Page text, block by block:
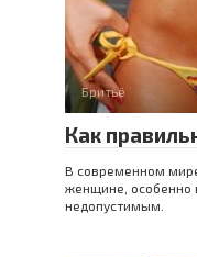
Бритьё
Как
В современном
женщине, особенно
недопустимым.